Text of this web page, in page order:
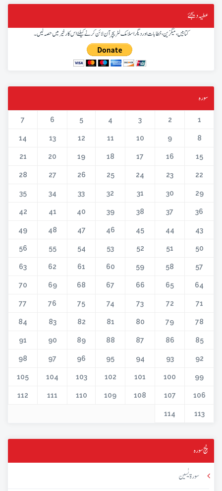
عطیہ دیجئے
کتابیں، میگزین، خطابات اور دیگر اسلامک لٹریچر آن لائن کرنے کیلئے اس کار خیر میں حصہ لیں۔
سورہ
1
2
3
4
5
6
7
8
9
10
11
12
13
14
15
16
17
18
19
20
21
22
23
24
25
26
27
28
29
30
31
32
33
34
35
36
37
38
39
40
41
42
43
44
45
46
47
48
49
50
51
52
53
54
55
56
57
58
59
60
61
62
63
64
65
66
67
68
69
70
71
72
73
74
75
76
77
78
79
80
81
82
83
84
85
86
87
88
89
90
91
92
93
94
95
96
97
98
99
100
101
102
103
104
105
106
107
108
109
110
111
112
113
114
پنج سورہ
سورۃ یٰسین